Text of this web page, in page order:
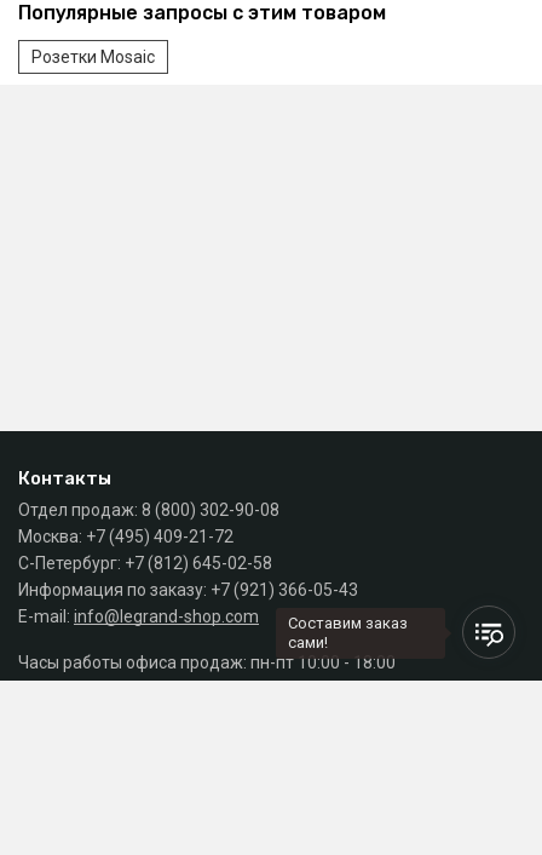
Популярные запросы с этим товаром
Розетки Mosaic
Контакты
Отдел продаж: 8 (800) 302-90-08
Москва: +7 (495) 409-21-72
С-Петербург: +7 (812) 645-02-58
Информация по заказу: +7 (921) 366-05-43
E-mail: info@legrand-shop.com
Часы работы офиса продаж: пн-пт 10:00 - 18:00
Составим заказ
сами!